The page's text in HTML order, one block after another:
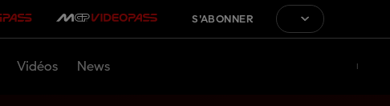
S'ABONNER
Vidéos News